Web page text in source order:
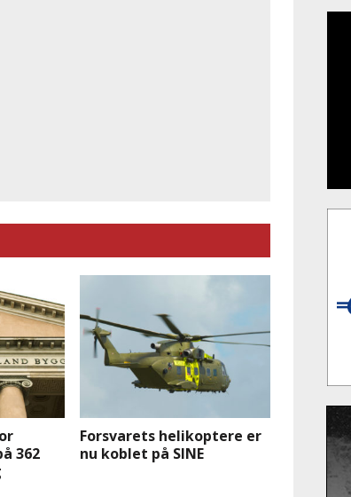
362
Forsvarets helikoptere er
nu koblet på SINE